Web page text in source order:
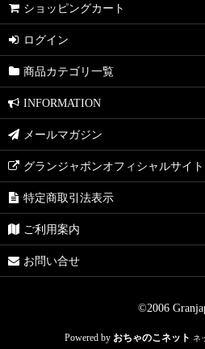
ショッピングカート
ログイン
商品カテゴリ一覧
INFORMATION
メールマガジン
グランジャポンオフィシャルサイト
特定商取引法表示
ご利用案内
お問い合せ
©2006
Powered by おちゃのこネット ネ